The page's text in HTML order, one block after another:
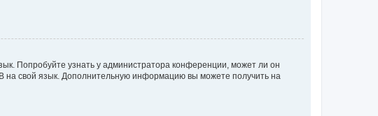
Попробуйте узнать у администратора конференции, может ли он
на свой язык. Дополнительную информацию вы можете получить на